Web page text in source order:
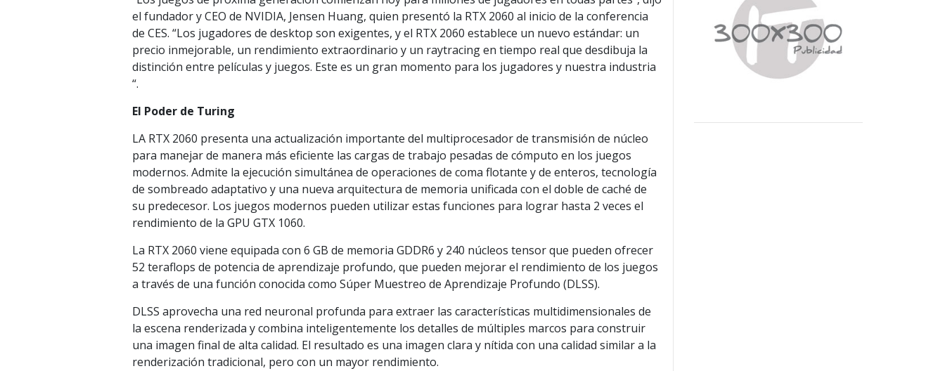
el fundador y CEO de NVIDIA, Jensen Huang, quien presentó la RTX 2060 al inicio de la conferencia
de CES. “Los jugadores de desktop son exigentes, y el RTX 2060 establece un nuevo estándar: un
precio inmejorable, un rendimiento extraordinario y un raytracing en tiempo real que desdibuja la
distinción entre películas y juegos. Este es un gran momento para los jugadores y nuestra industria
“.
El Poder de Turing
LA RTX 2060 presenta una actualización importante del multiprocesador de transmisión de núcleo
para manejar de manera más eficiente las cargas de trabajo pesadas de cómputo en los juegos
modernos. Admite la ejecución simultánea de operaciones de coma flotante y de enteros, tecnología
de sombreado adaptativo y una nueva arquitectura de memoria unificada con el doble de caché de
su predecesor. Los juegos modernos pueden utilizar estas funciones para lograr hasta 2 veces el
rendimiento de la GPU GTX 1060.
La RTX 2060 viene equipada con 6 GB de memoria GDDR6 y 240 núcleos tensor que pueden ofrecer
52 teraflops de potencia de aprendizaje profundo, que pueden mejorar el rendimiento de los juegos
a través de una función conocida como Súper Muestreo de Aprendizaje Profundo (DLSS).
DLSS aprovecha una red neuronal profunda para extraer las características multidimensionales de
la escena renderizada y combina inteligentemente los detalles de múltiples marcos para construir
una imagen final de alta calidad. El resultado es una imagen clara y nítida con una calidad similar a la
renderización tradicional, pero con un mayor rendimiento.